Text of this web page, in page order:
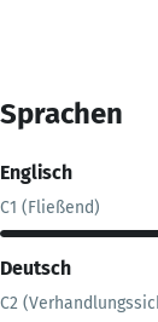
Sprachen
Englisch
C1 (Fließend)
Deutsch
C2